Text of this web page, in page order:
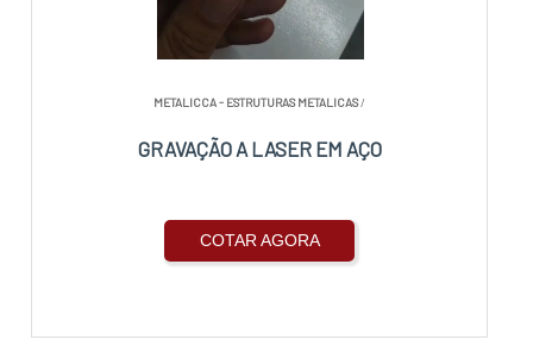
METALICCA - ESTRUTURAS METALICAS/
GRAVAÇÃO A LASER EM AÇO
COTAR AGORA